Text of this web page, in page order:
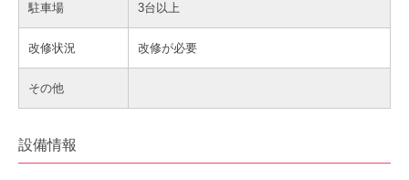
駐車場 3台以上
改修状況 改修が必要
その他
設備情報